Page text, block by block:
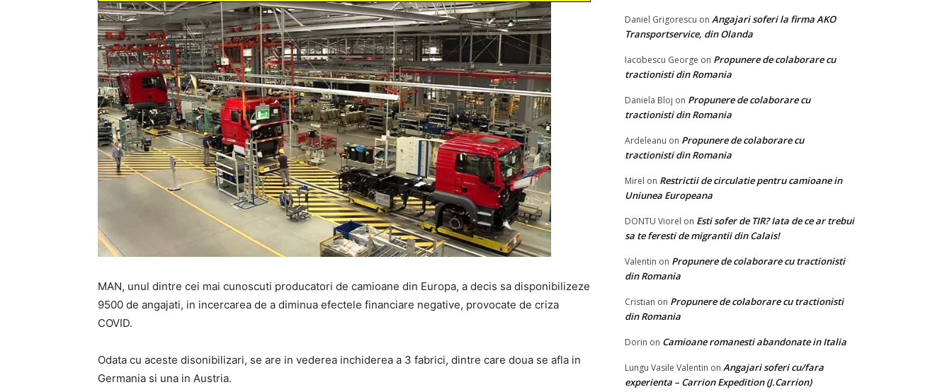
MAN, unul dintre cei mai cunoscuti producatori de camioane din Europa, a decis sa disponibilizeze
9500 de angajati, in incercarea de a diminua efectele financiare negative, provocate de criza
COVID.
Odata cu aceste disonibilizari, se are in vederea inchiderea a 3 fabrici, dintre care doua se afla in
Germania si una in Austria.
Daniel Grigorescu on Angajari soferi la firma AKO
Transportservice, din Olanda
Iacobescu George on Propunere de colaborare cu
tractionisti din Romania
Daniela Bloj on Propunere de colaborare cu
tractionisti din Romania
Ardeleanu on Propunere de colaborare cu
tractionisti din Romania
Mirel on Restrictii de circulatie pentru camioane in
Uniunea Europeana
DONTU Viorel on Esti sofer de TIR? Iata de ce ar trebui
sa te feresti de migrantii din Calais!
Valentin on Propunere de colaborare cu tractionisti
din Romania
Cristian on Propunere de colaborare cu tractionisti
din Romania
Dorin on Camioane romanesti abandonate in Italia
Lungu Vasile Valentin on Angajari soferi cu/fara
experienta – Carrion Expedition (J.Carrion)